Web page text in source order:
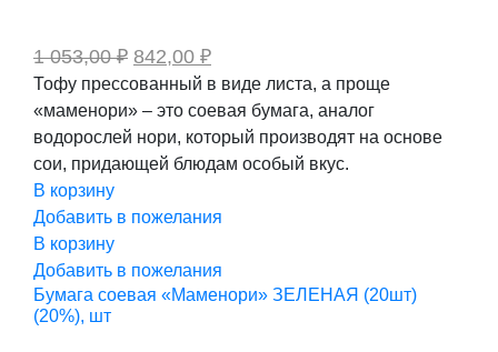
1 053,00₽ Первоначальная
цена
составляла
1
053,00 ₽.
842,00 ₽Текущая
цена:
842,00 ₽.
Тофу прессованный в виде листа, а проще
«маменори» – это соевая бумага, аналог
водорослей нори, который производят на основе
сои, придающей блюдам особый вкус.
В корзину
Добавить в пожелания
В корзину
Добавить в пожелания
Бумага соевая «Маменори» ЗЕЛЕНАЯ (20шт)
(20%), шт